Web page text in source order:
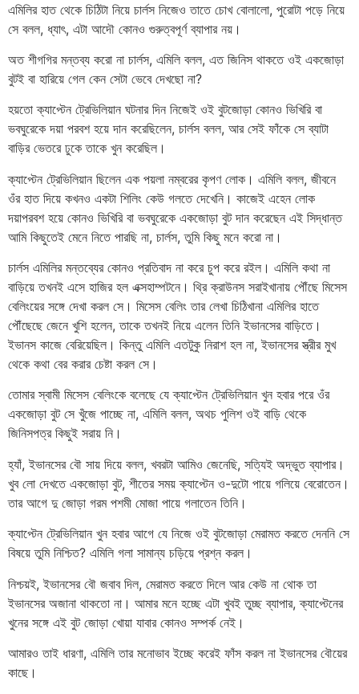
এমিলির হাত থেকে চিঠিটা নিয়ে চার্লস নিজেও তাতে চোখ বোলালো, পুরোটা পড়ে নিয়ে
সে বলল, ধ্যাৎ, এটা আদৌ কোনও গুরুত্বপূর্ণ ব্যাপার নয়।
অত শীগগির মন্তব্য করো না চার্লস, এমিলি বলল, এত জিনিস থাকতে ওই একজোড়া
বুটই বা হারিয়ে গেল কেন সেটা ভেবে দেখছো না?
হয়তো ক্যাপ্টেন ট্রেভিলিয়ান ঘটনার দিন নিজেই ওই বুটজোড়া কোনও ভিখিরি বা
ভবঘুরেকে দয়া পরবশ হয়ে দান করেছিলেন, চার্লস বলল, আর সেই ফাঁকে সে ব্যাটা
বাড়ির ভেতরে ঢুকে তাকে খুন করেছিল।
ক্যাপ্টেন ট্রেভিলিয়ান ছিলেন এক পয়লা নম্বরের কৃপণ লোক। এমিলি বলল, জীবনে
ওঁর হাত দিয়ে কখনও একটা শিলিং কেউ গলতে দেখেনি। কাজেই এহেন লোক
দয়াপরবশ হয়ে কোনও ভিখিরি বা ভবঘুরেকে একজোড়া বুট দান করেছেন এই সিদ্ধান্ত
আমি কিছুতেই মেনে নিতে পারছি না, চার্লস, তুমি কিছু মনে করো না।
চার্লস এমিলির মন্তব্যের কোনও প্রতিবাদ না করে চুপ করে রইল। এমিলি কথা না
বাড়িয়ে তখনই এসে হাজির হল এক্সহাম্পটনে। থ্রি ক্রাউনস সরাইখানায় পৌঁছে মিসেস
বেলিংয়ের সঙ্গে দেখা করল সে। মিসেস বেলিং তার লেখা চিঠিখানা এমিলির হাতে
পৌঁছেছে জেনে খুশি হলেন, তাকে তখনই নিয়ে এলেন তিনি ইভানসের বাড়িতে।
ইভানস কাজে বেরিয়েছিল। কিন্তু এমিলি এতটুকু নিরাশ হল না, ইভানসের স্ত্রীর মুখ
থেকে কথা বের করার চেষ্টা করল সে।
তোমার স্বামী মিসেস বেলিংকে বলেছে যে ক্যাপ্টেন ট্রেভিলিয়ান খুন হবার পরে ওঁর
একজোড়া বুট সে খুঁজে পাচ্ছে না, এমিলি বলল, অথচ পুলিশ ওই বাড়ি থেকে
জিনিসপত্র কিছুই সরায় নি।
হ্যাঁ, ইভানসের বৌ সায় দিয়ে বলল, খবরটা আমিও জেনেছি, সত্যিই অদ্ভুত ব্যাপার।
খুব লো দেখতে একজোড়া বুট, শীতের সময় ক্যাপ্টেন ও-দুটো পায়ে গলিয়ে বেরোতেন।
তার আগে দু জোড়া গরম পশমী মোজা পায়ে গলাতেন তিনি।
ক্যাপ্টেন ট্রেভিলিয়ান খুন হবার আগে যে নিজে ওই বুটজোড়া মেরামত করতে দেননি সে
বিষয়ে তুমি নিশ্চিত? এমিলি গলা সামান্য চড়িয়ে প্রশ্ন করল।
নিশ্চয়ই, ইভানসের বৌ জবাব দিল, মেরামত করতে দিলে আর কেউ না থোক তা
ইভানসের অজানা থাকতো না। আমার মনে হচ্ছে এটা খুবই তুচ্ছ ব্যাপার, ক্যাপ্টেনের
খুনের সঙ্গে এই বুট জোড়া খোয়া যাবার কোনও সম্পর্ক নেই।
আমারও তাই ধারণা, এমিলি তার মনোভাব ইচ্ছে করেই ফাঁস করল না ইভানসের বৌয়ের
কাছে।